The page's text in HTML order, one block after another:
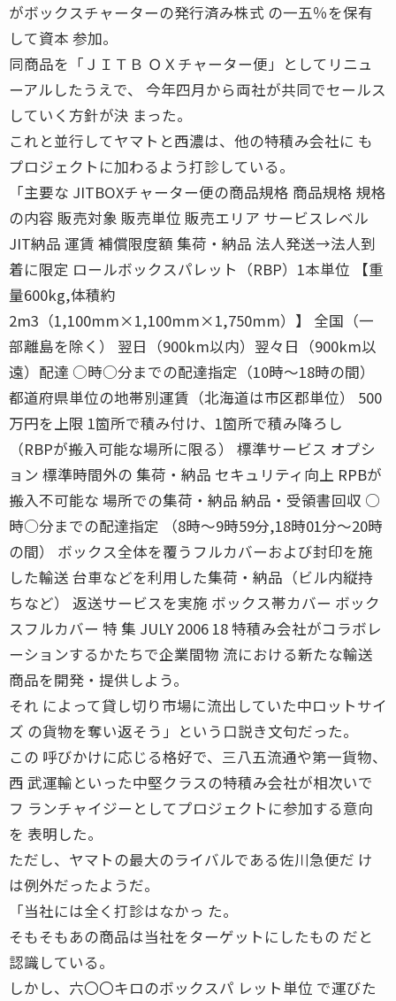
がボックスチャーターの発行済み株式 の一五％を保有
して資本 参加。
同商品を「ＪＩＴＢ ＯＸチャーター便」としてリニュ
ーアルしたうえで、 今年四月から両社が共同でセールス
していく方針が決 まった。
これと並行してヤマトと西濃は、他の特積み会社に も
プロジェクトに加わるよう打診している。
「主要な JITBOXチャーター便の商品規格 商品規格 規格
の内容 販売対象 販売単位 販売エリア サービスレベル
JIT納品 運賃 補償限度額 集荷・納品 法人発送→法人到
着に限定 ロールボックスパレット（RBP）1本単位 【重
量600kg,体積約
2m3（1,100mm×1,100mm×1,750mm）】 全国（一
部離島を除く） 翌日（900km以内）翌々日（900km以
遠）配達 ○時○分までの配達指定（10時〜18時の間）
都道府県単位の地帯別運賃（北海道は市区郡単位） 500
万円を上限 1箇所で積み付け、1箇所で積み降ろし
（RBPが搬入可能な場所に限る） 標準サービス オプシ
ョン 標準時間外の 集荷・納品 セキュリティ向上 RPBが
搬入不可能な 場所での集荷・納品 納品・受領書回収 ○
時○分までの配達指定 （8時〜9時59分,18時01分〜20時
の間） ボックス全体を覆うフルカバーおよび封印を施
した輸送 台車などを利用した集荷・納品（ビル内縦持
ちなど） 返送サービスを実施 ボックス帯カバー ボック
スフルカバー 特 集 JULY 2006 18 特積み会社がコラボレ
ーションするかたちで企業間物 流における新たな輸送
商品を開発・提供しよう。
それ によって貸し切り市場に流出していた中ロットサイ
ズ の貨物を奪い返そう」という口説き文句だった。
この 呼びかけに応じる格好で、三八五流通や第一貨物、
西 武運輸といった中堅クラスの特積み会社が相次いで
フ ランチャイジーとしてプロジェクトに参加する意向
を 表明した。
ただし、ヤマトの最大のライバルである佐川急便だ け
は例外だったようだ。
「当社には全く打診はなかっ た。
そもそもあの商品は当社をターゲットにしたもの だと
認識している。
しかし、六〇〇キロのボックスパ レット単位 で運びた